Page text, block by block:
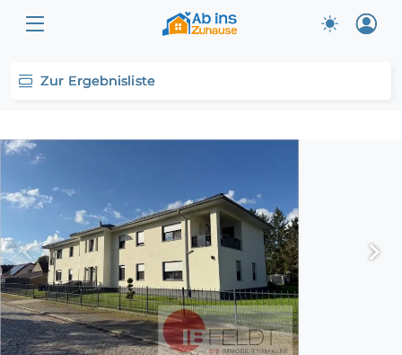
Zur Ergebnisliste